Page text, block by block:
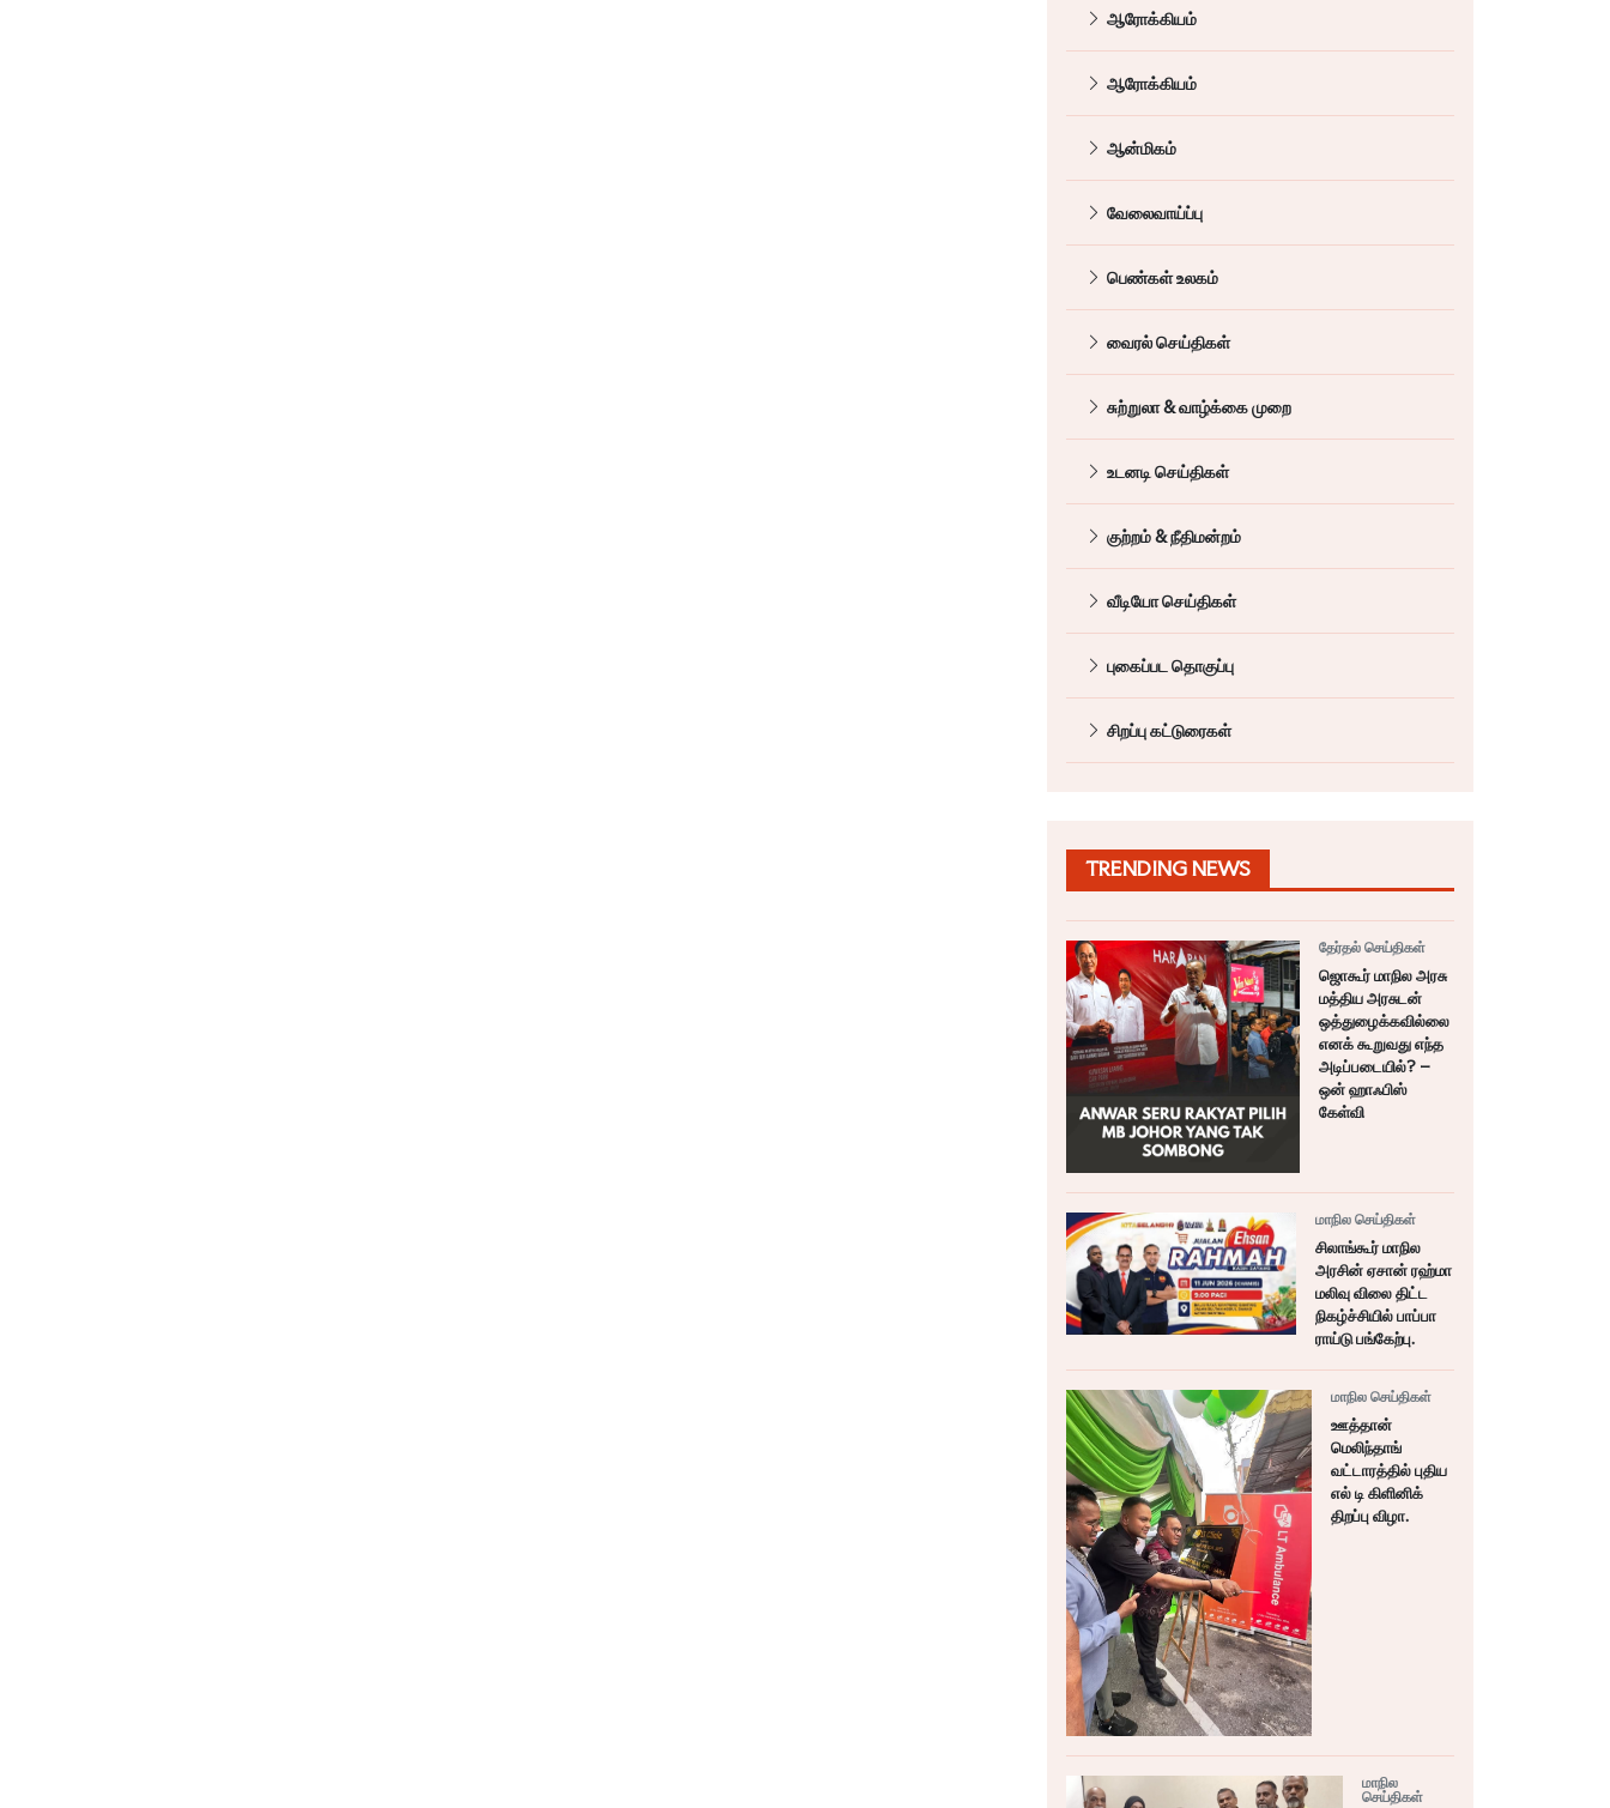
ஆரோக்கியம்
ஆரோக்கியம்
ஆன்மிகம்
வேலைவாய்ப்பு
பெண்கள் உலகம்
வைரல் செய்திகள்
சுற்றுலா & வாழ்க்கை முறை
உடனடி செய்திகள்
குற்றம் & நீதிமன்றம்
வீடியோ செய்திகள்
புகைப்பட தொகுப்பு
சிறப்பு கட்டுரைகள்
TRENDING NEWS
தேர்தல் செய்திகள்
ஜொகூர் மாநில அரசு
மத்திய அரசுடன்
ஒத்துழைக்கவில்லை
எனக் கூறுவது எந்த
அடிப்படையில்? –
ஒன் ஹாஃபிஸ்
கேள்வி
மாநில செய்திகள்
சிலாங்கூர் மாநில
அரசின் ஏசான் ரஹ்மா
மலிவு விலை திட்ட
நிகழ்ச்சியில் பாப்பா
ராய்டு பங்கேற்பு.
மாநில செய்திகள்
ஊத்தான்
மெலிந்தாங்
வட்டாரத்தில் புதிய
எல் டி கிளினிக்
திறப்பு விழா.
மாநில
செய்திகள்